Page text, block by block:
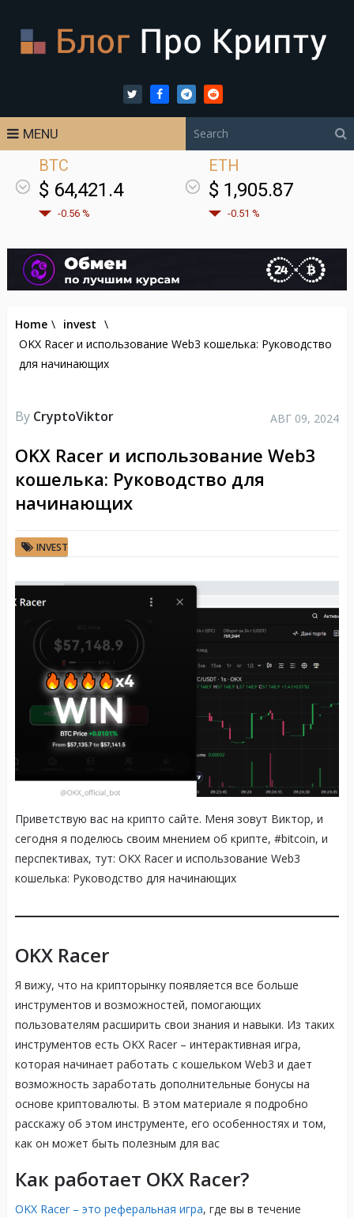
MENU
BTC
$ 64,421.4
-0.56 %
ETH
$ 1,905.87
-0.51 %
Home \ invest \
OKX Racer и использование Web3 кошелька: Руководство
для начинающих
By CryptoViktor АВГ 09, 2024
OKX Racer и использование Web3
кошелька: Руководство для
начинающих
INVEST
Приветствую вас на крипто сайте. Меня зовут Виктор, и
сегодня я поделюсь своим мнением об крипте, #bitcoin, и
перспективах, тут: OKX Racer и использование Web3
кошелька: Руководство для начинающих
OKX Racer
Я вижу, что на крипторынку появляется все больше
инструментов и возможностей, помогающих
пользователям расширить свои знания и навыки. Из таких
инструментов есть OKX Racer – интерактивная игра,
которая начинает работать с кошельком Web3 и дает
возможность заработать дополнительные бонусы на
основе криптовалюты. В этом материале я подробно
расскажу об этом инструменте, его особенностях и том,
как он может быть полезным для вас
Как работает OKX Racer?
OKX Racer – это реферальная игра, где вы в течение